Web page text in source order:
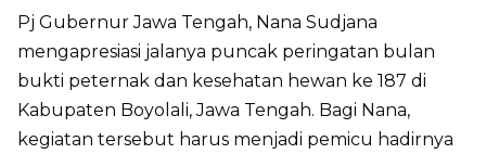
Pj Gubernur Jawa Tengah, Nana Sudjana
mengapresiasi jalanya puncak peringatan bulan
bukti peternak dan kesehatan hewan ke 187 di
Kabupaten Boyolali, Jawa Tengah. Bagi Nana,
kegiatan tersebut harus menjadi pemicu hadirnya